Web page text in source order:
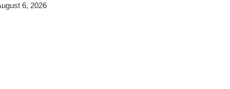
6, 2026